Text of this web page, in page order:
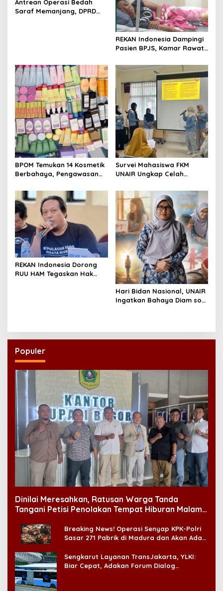
Antrean Operasi Bedah
Saraf Memanjang, DPRD
REKAN Indonesia Dampingi
Pasien BPJS, Kamar Rawat
BPOM Temukan 14 Kosmetik
Berbahaya, Pengawasan
Diperketat
Survei Mahasiswa FKM
UNAIR Ungkap Celah
Permukiman Surabaya
REKAN Indonesia Dorong
RUU HAM Tegaskan Hak
Hari Bidan Nasional, UNAIR
Ingatkan Bahaya Diam soal
Populer
Dinilai Meresahkan, Ratusan Warga Tanda
Tangani Petisi Penolakan Tempat Hiburan Malam
Breaking News! Operasi Senyap KPK-Polri
Sasar 271 Pabrik di Madura dan Akan Ada
Sengkarut Layanan TransJakarta, YLKI:
Biar Cepat, Adakan Forum Dialog